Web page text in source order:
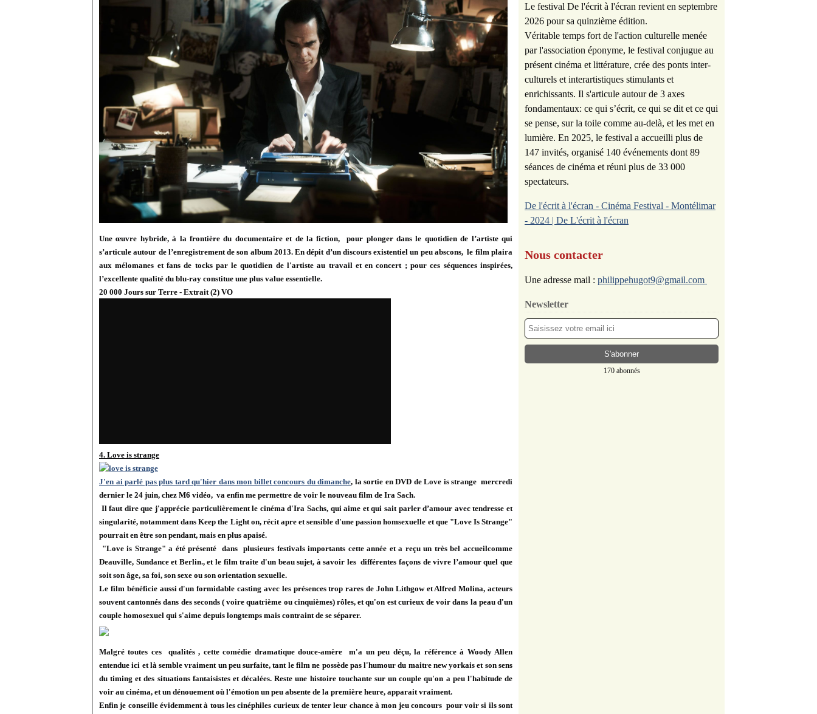
Une œuvre hybride, à la frontière du documentaire et de la fiction, pour plonger dans le quotidien de l’artiste qui
s’articule autour de l’enregistrement de son album 2013. En dépit d’un discours existentiel un peu abscons, le film plaira
aux mélomanes et fans de tocks par le quotidien de l'artiste au travail et en concert ; pour ces séquences inspirées,
l’excellente qualité du blu-ray constitue une plus value essentielle.
20 000 Jours sur Terre - Extrait (2) VO
4. Love is strange
J'en ai parlé pas plus tard qu'hier dans mon billet concours du dimanche, la sortie en DVD de Love is strange mercredi
dernier le 24 juin, chez M6 vidéo, va enfin me permettre de voir le nouveau film de Ira Sach.
Il faut dire que j'apprécie particulièrement le cinéma d'Ira Sachs, qui aime et qui sait parler d’amour avec tendresse et
singularité, notamment dansKeep the Light on, récit apre et sensible d'une passion homsexuelle et que "Love Is Strange"
pourrait en être son pendant, mais en plus apaisé.
"Love is Strange" a étéprésenté dans plusieurs festivals importants cette année et a reçu un très bel accueilcomme
Deauville, Sundance et Berlin., et le film traite d'un beau sujet, à savoir les différentes façons de vivre l’amour quel que
soit son âge, sa foi, son sexe ou son orientation sexuelle.
Le film bénéficie aussi d'unformidable casting avec les présences trop rares de John Lithgow et Alfred Molina, acteurs
souvent cantonnés dans des seconds ( voire quatrième ou cinquièmes) rôles, et qu'on est curieux de voir dans la peau d'un
couple homosexuel qui s'aime depuis longtemps mais contraint de se séparer.
Malgré toutes ces qualités , cette comédie dramatique douce-amère m'a un peu déçu, la référence à Woody Allen
entendue ici et là semble vraiment un peu surfaite, tant le film ne possède pas l'humour du maitre new yorkais et son sens
du timing et des situations fantaisistes et décalées. Reste une histoire touchante sur un couple qu'on a peu l'habitude de
voir au cinéma, et un dénouement où l'émotion un peu absente de la première heure, apparait vraiment.
Enfin je conseille évidemment à tous les cinéphiles curieux de tenter leur chance à mon jeu concours pour voir si ils sont
Le festival De l'écrit à l'écran revient en septembre
2026 pour sa quinzième édition.
Véritable temps fort de l'action culturelle menée
par l'association éponyme, le festival conjugue au
présent cinéma et littérature, crée des ponts inter-
culturels et interartistiques stimulants et
enrichissants. Il s'articule autour de 3 axes
fondamentaux: ce qui s’écrit, ce qui se dit et ce qui
se pense, sur la toile comme au-delà, et les met en
lumière. En 2025, le festival a accueilli plus de
147 invités, organisé 140 événements dont 89
séances de cinéma et réuni plus de 33 000
spectateurs.
De l'écrit à l'écran - Cinéma Festival - Montélimar
- 2024 | De L'écrit à l'écran
Nous contacter
Une adresse mail : philippehugot9@gmail.com
Newsletter
170 abonnés